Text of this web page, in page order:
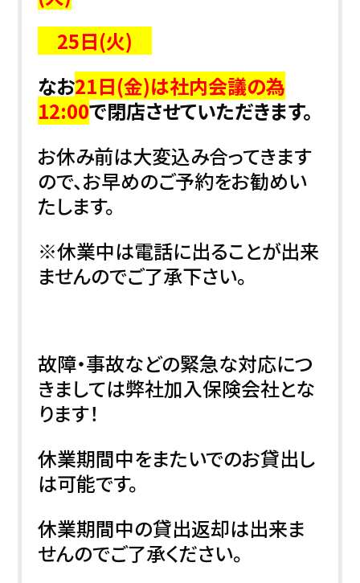
25日(火)
なお21日(金)は社内会議の為
12:00で閉店させていただきます。
お休み前は大変込み合ってきます
ので、お早めのご予約をお勧めい
たします。
※休業中は電話に出ることが出来
ませんのでご了承下さい。
故障・事故などの緊急な対応につ
きましては弊社加入保険会社とな
ります！
休業期間中をまたいでのお貸出し
は可能です。
休業期間中の貸出返却は出来ま
せんのでご了承ください。